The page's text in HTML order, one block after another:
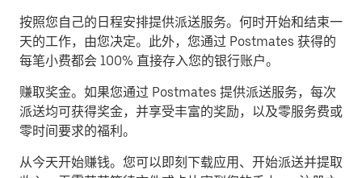
按照您自己的日程安排提供派送服务。 何时开始和结束一
天的工作，由您决定。此外，您通过 Postmates 获得的
每笔小费都会 100% 直接存入您的银行账户。
赚取奖金。 如果您通过 Postmates 提供派送服务，每次
派送均可获得奖金，并享受丰富的奖励，以及零服务费或
零时间要求的福利。
从今天开始赚钱。 您可以即刻下载应用、开始派送并提取